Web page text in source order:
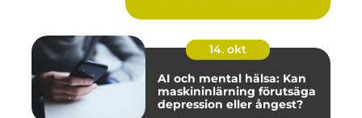
14. okt
AI och mental hälsa: Kan
maskininlärning förutsäga
depression eller ångest?